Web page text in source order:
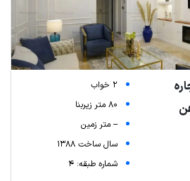
2 خواب
80 متر زیربنا
-- متر زمین
سال ساخت 1388
شماره طبقه: 4